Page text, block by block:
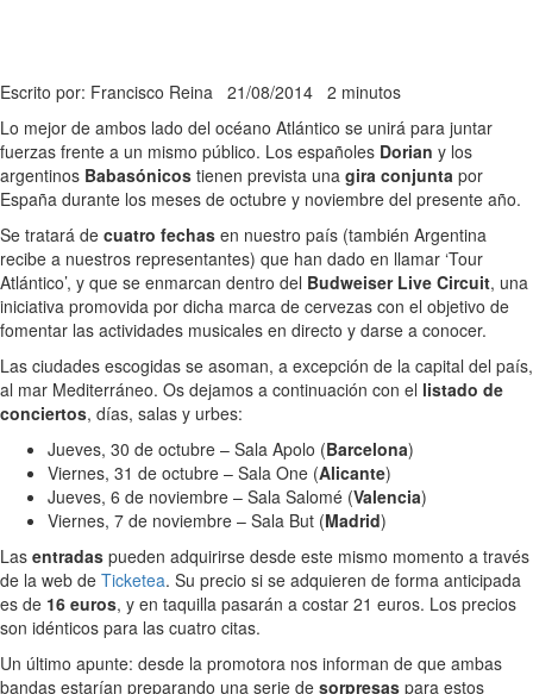
Escrito por: Francisco Reina 21/08/2014 2 minutos
Lo mejor de ambos lado del océano Atlántico se unirá para juntar
fuerzas frente a un mismo público. Los españoles Dorian y los
argentinos Babasónicos tienen prevista una gira conjunta por
España durante los meses de octubre y noviembre del presente año.
Se tratará de cuatro fechas en nuestro país (también Argentina
recibe a nuestros representantes) que han dado en llamar ‘Tour
Atlántico’, y que se enmarcan dentro del Budweiser Live Circuit, una
iniciativa promovida por dicha marca de cervezas con el objetivo de
fomentar las actividades musicales en directo y darse a conocer.
Las ciudades escogidas se asoman, a excepción de la capital del país,
al mar Mediterráneo. Os dejamos a continuación con el listado de
conciertos, días, salas y urbes:
Jueves, 30 de octubre – Sala Apolo (Barcelona)
Viernes, 31 de octubre – Sala One (Alicante)
Jueves, 6 de noviembre – Sala Salomé (Valencia)
Viernes, 7 de noviembre – Sala But (Madrid)
Las entradas pueden adquirirse desde este mismo momento a través
de la web de Ticketea. Su precio si se adquieren de forma anticipada
es de 16 euros, y en taquilla pasarán a costar 21 euros. Los precios
son idénticos para las cuatro citas.
Un último apunte: desde la promotora nos informan de que ambas
bandas estarían preparando una serie de sorpresas para estos